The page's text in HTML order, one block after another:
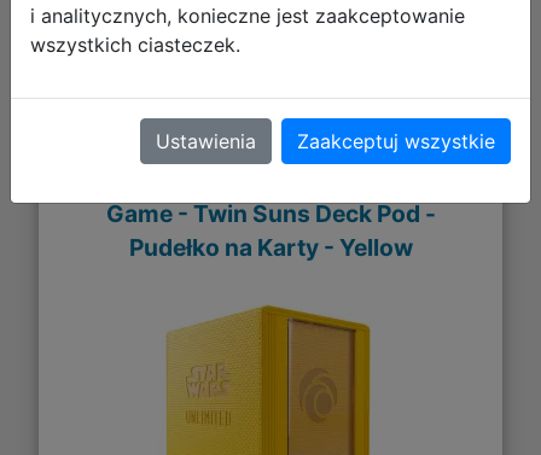
Game - Twin Suns Deck Pod -
Pudełko na Karty - Yellow
i analitycznych, konieczne jest zaakceptowanie
wszystkich ciasteczek.
Ustawienia Zaakceptuj wszystkie